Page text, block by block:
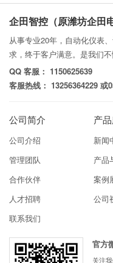
企田智控（原潍坊企田
从事专业20年，自动化仪表
求，终于客户满意。是我们
QQ 客服： 1150625639
客服热线： 13256364229 或
公司简介
公司介绍
管理团队
合作伙伴
人才招聘
联系我们
产
新闻
产品
案例
公司
官方
关注